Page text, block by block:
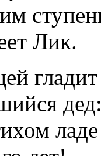
Лик.
гладит
ладе